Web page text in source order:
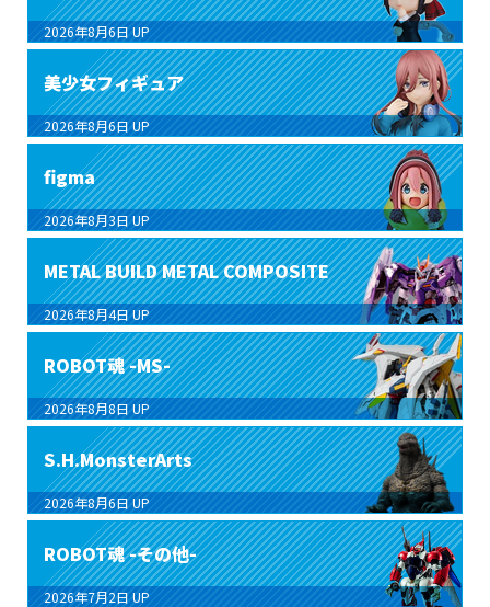
2026年8月6日 UP
美少女フィギュア
2026年8月6日 UP
figma
2026年8月3日 UP
METAL BUILD METAL COMPOSITE
2026年8月4日 UP
ROBOT魂 -MS-
2026年8月8日 UP
S.H.MonsterArts
2026年8月6日 UP
ROBOT魂 -その他-
2026年7月2日 UP